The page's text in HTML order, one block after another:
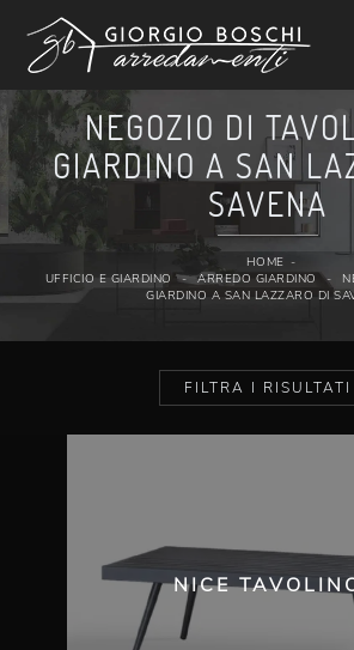
NEGOZIO DI
GIARDINO A SAN
SAVENA
HOME -
UFFICIO E GIARDINO - ARREDO GIARDINO -
GIARDINO A SAN LAZZARO DI
FILTRA I RISULTATI
NICE